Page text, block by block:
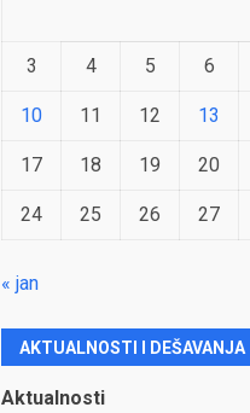
3 4 5 6
10 11 12 13
17 18 19 20
24 25 26 27
« jan
AKTUALNOSTI I DEŠAVANJA
Aktualnosti